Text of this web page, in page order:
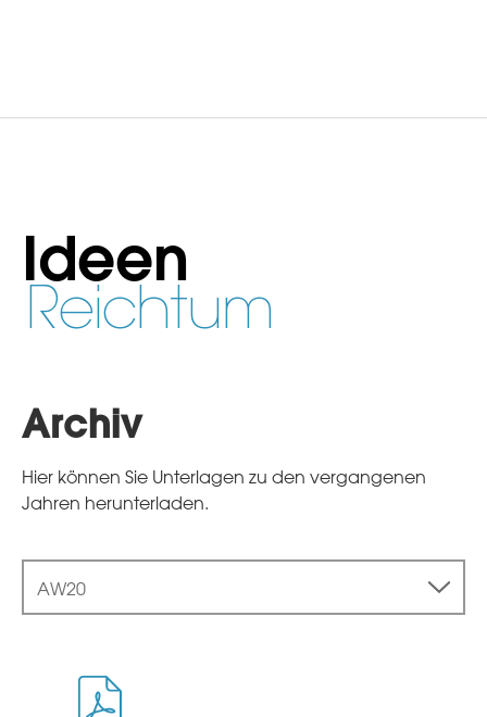
Ideen
Reichtum
Archiv
Hier können Sie Unterlagen zu den vergangenen
Jahren herunterladen.
AW20